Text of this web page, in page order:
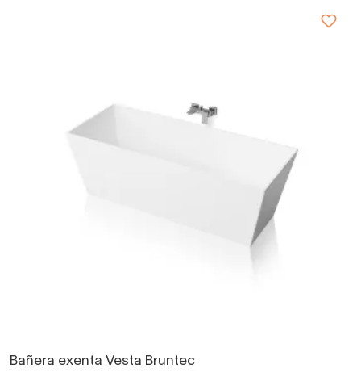
Bañera exenta Vesta Bruntec